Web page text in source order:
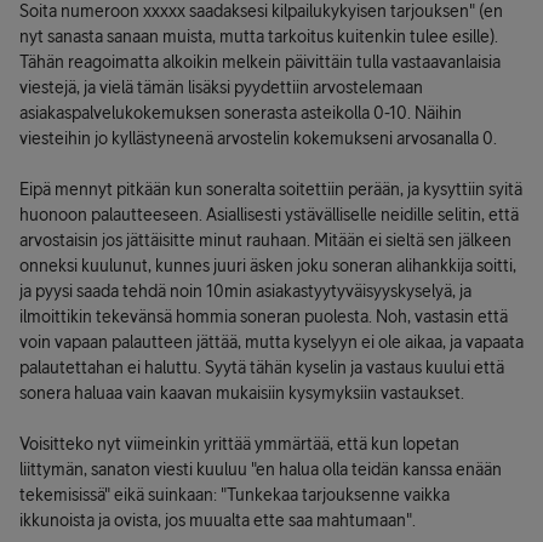
Soita numeroon xxxxx saadaksesi kilpailukykyisen tarjouksen" (en
nyt sanasta sanaan muista, mutta tarkoitus kuitenkin tulee esille).
Tähän reagoimatta alkoikin melkein päivittäin tulla vastaavanlaisia
viestejä, ja vielä tämän lisäksi pyydettiin arvostelemaan
asiakaspalvelukokemuksen sonerasta asteikolla 0-10. Näihin
viesteihin jo kyllästyneenä arvostelin kokemukseni arvosanalla 0.
Eipä mennyt pitkään kun soneralta soitettiin perään, ja kysyttiin syitä
huonoon palautteeseen. Asiallisesti ystävälliselle neidille selitin, että
arvostaisin jos jättäisitte minut rauhaan. Mitään ei sieltä sen jälkeen
onneksi kuulunut, kunnes juuri äsken joku soneran alihankkija soitti,
ja pyysi saada tehdä noin 10min asiakastyytyväisyyskyselyä, ja
ilmoittikin tekevänsä hommia soneran puolesta. Noh, vastasin että
voin vapaan palautteen jättää, mutta kyselyyn ei ole aikaa, ja vapaata
palautettahan ei haluttu. Syytä tähän kyselin ja vastaus kuului että
sonera haluaa vain kaavan mukaisiin kysymyksiin vastaukset.
Voisitteko nyt viimeinkin yrittää ymmärtää, että kun lopetan
liittymän, sanaton viesti kuuluu "en halua olla teidän kanssa enään
tekemisissä" eikä suinkaan: "Tunkekaa tarjouksenne vaikka
ikkunoista ja ovista, jos muualta ette saa mahtumaan".